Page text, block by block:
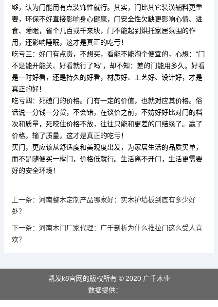
够，认为门能用有点装饰性就行。其实，门比其它装潢辅料更重
要，环保不好直接影响身心健康，门安全性欠缺更影响心情、进
食、睡眠，省个几百或千来块，门不能起到烘托家居氛围的作
用，还影响睡眠，这才是真正的吃亏！
吃亏三：好门有点贵，不想买，看能不能淘个便宜的，心想：“门
不是能开能关、好看就行了吗”，却不知：差的门能用多久。好看
是一时好看，还是持久的好看，材质好、工艺好、设计好，才是
真正的好！
吃亏四：死磕门的价格。门有一定的价值，也就对应其价格。俗
话说一分钱一分货，不会错，在谈价之前，不妨好好比对门的档
次和质量，死咬住价格不放，往往只能和更差的门结缘了。赢了
价格，输了质量，这才是真正的吃亏！
买门，更应该从舒适度和美观度出发，为家居生活的品质买单，
而不是随便买一樘门，价格低就行。生活离不开门，生活更需要
好的安全环境！
上一条： 河南整木定制产品哪家好：实木护墙板到底有多少好
处？
下一条： 河南木门厂家代理：广千剖析为什么推拉门这么受人喜
欢？
凯发k8官网的版权所有 © 2020 广千木业
数据提供：